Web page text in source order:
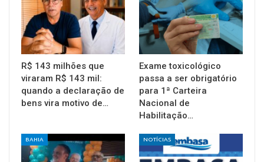
R$ 143 milhões que
viraram R$ 143 mil:
quando a declaração de
bens vira motivo de…
Exame toxicológico
passa a ser obrigatório
para 1ª Carteira
Nacional de
Habilitação…
BAHIA NOTÍCIAS